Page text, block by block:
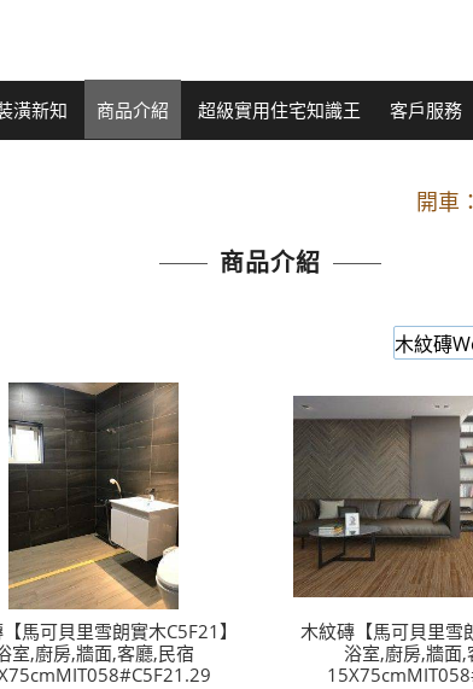
潢新知 商品介紹 超級實用住宅知識王 客戶服務
開
捷運： 中
原Line已滿 無法加Line好
捷運： 中
原Line已滿 無法加Line好
商品介紹
馬可貝里雪朗實木C5F21】
室,廚房,牆面,客廳,民宿
木紋磚【馬可貝里雪
浴室,廚房,牆面,